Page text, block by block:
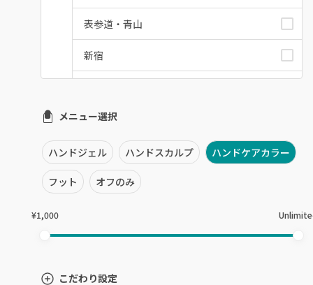
表参道・青山
新宿
銀座・新橋・有楽町
恵比寿・代官山・中目黒
自由が丘・学芸大学
下北沢・代々木上原
メニュー選択
ハンドジェル ハンドスカルプ ハンドケアカラー
フット オフのみ
¥1,000
こだわり設定